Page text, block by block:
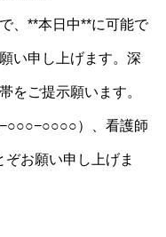
、**本日中**に可能で
い申し上げます。深
をご提示願います。
）、看護師
お願い申し上げま